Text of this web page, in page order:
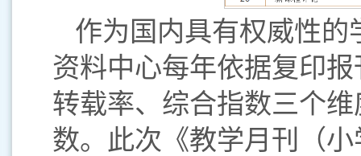
作为国内具有权威性
资料中心每年依据复印
转载率、综合指数三个
数。此次《教学月刊（